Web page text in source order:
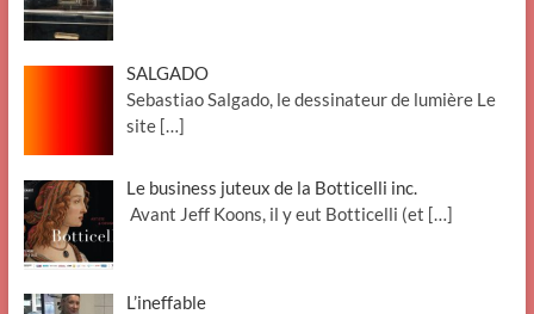
SALGADO
Sebastiao Salgado, le dessinateur de lumière Le
site […]
Le business juteux de la Botticelli inc.
Avant Jeff Koons, il y eut Botticelli (et […]
L’ineffable